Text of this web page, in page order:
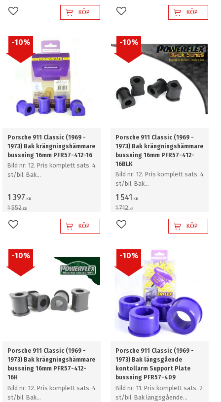
Lägg till i favoriterKÖP Lägg till i favoriterKÖP
Porsche 911 Classic (1969 -
1973) Bak krängningshämmare
bussning 16mm PFR57-412-16
Bild nr: 12. Pris komplett sats. 4
st/bil. Bak
16mm
1 397 KR
1 552KR
10%
Lägg till i favoriterKÖP
Porsche 911 Classic (1969 -
1973) Bak krängningshämmare
bussning 16mm PFR57-412-
16BLK
Bild nr: 12. Pris komplett sats. 4
st/bil. Bak
krängningshämmare bussning
16mm
1 541 KR
1 712KR
10%
Lägg till i favoriterKÖP
Porsche 911 Classic (1969 -
1973) Bak krängningshämmare
bussning 16mm PFR57-412-
16H
Bild nr: 12. Pris komplett sats. 4
st/bil. Bak
10%
Porsche 911 Classic (1969 -
1973) Bak längsgående
kontollarm Support Plate
bussning PFR57-409
Bild nr: 11. Pris komplett sats. 2
st/bil. Bak längsgående
10%